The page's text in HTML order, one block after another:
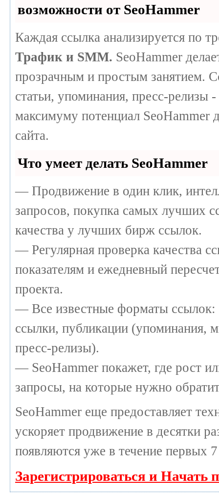
возможности от SeoHammer
Каждая ссылка анализируется по
Трафик и SMM. SeoHammer
прозрачным и простым занятием.
статьи, упоминания, пресс-релизы
максимуму потенциал SeoHammer
сайта.
Что умеет делать SeoHammer
— Продвижение в один клик,
запросов, покупка самых лучших
качества у лучших бирж ссылок.
— Регулярная проверка качества
показателям и ежедневный
проекта.
— Все известные форматы ссылок:
ссылки, публикации (упоминания,
пресс-релизы).
— SeoHammer покажет, где рост
запросы, на которые нужно
SeoHammer еще предоставляет
ускоряет продвижение в десятки
появляются уже в течение первых
Зарегистрироваться и Начать